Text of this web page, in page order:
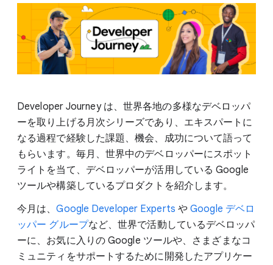
Developer Journey は、世界各地の多様なデベロッパ
ーを取り上げる月次シリーズであり、エキスパートに
なる過程で経験した課題、機会、成功について語って
もらいます。毎月、世界中のデベロッパーにスポット
ライトを当て、デベロッパーが活用している Google
ツールや構築しているプロダクトを紹介します。
今月は、Google Developer Experts やGoogle デベロ
ッパー グループなど、世界で活動しているデベロッパ
ーに、お気に入りの Google ツールや、さまざまなコ
ミュニティをサポートするために開発したアプリケー